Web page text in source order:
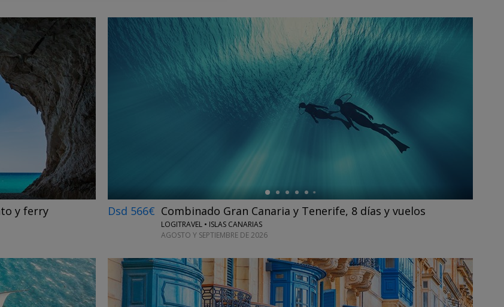
y ferry Dsd 566€ Combinado Gran Canaria y Tenerife, 8 días y vuelos
LOGITRAVEL • ISLAS CANARIAS
AGOSTO Y SEPTIEMBRE DE 2026